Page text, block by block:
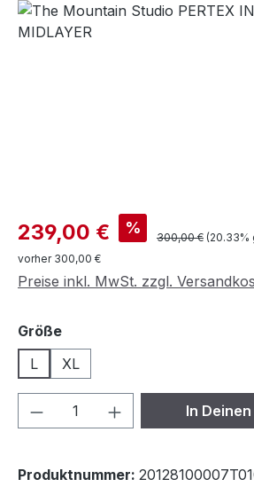
Bildergalerie überspringen
Verkaufspreis:
239,00 € % Regulärer Preis:
300,00 € (20.33%
vorher 300,00 €
Preise inkl. MwSt. zzgl.
Größeauswählen
L
XL
Produkt Anzahl: Gib
In
Produktnummer: